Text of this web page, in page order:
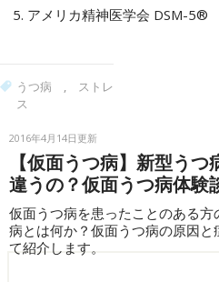
2016年4月14日更新
【仮面うつ病】新型う
違うの？仮面うつ病体験
仮面うつ病を患ったことのある
病とは何か？仮面うつ病の原因
て紹介します。
アメリカ精神医学会 DSM-5®
うつ病 , ストレ
ス